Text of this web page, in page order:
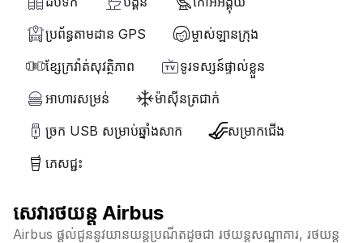
ប្រព័ន្ធតាមដាន GPS
ម្ចាស់ឡានក្រុង
ខ្សែក្រវ៉ាត់សុវត្ថិភាព
ទូរទស្សន៍ផ្ទាល់ខ្លួន
អាហារសម្រន់
ម៉ាស៊ីនត្រជាក់
ច្រក USB សម្រាប់ឆ្នាំងសាក
សម្រាកជើង
ភេសជ្ជះ
សេវារថយន្ត Airbus
Airbus ផ្តល់ជូននូវយានយន្តប្រណីតដូចជា រថយន្តសណ្ឋាគារ, រថយន្ត